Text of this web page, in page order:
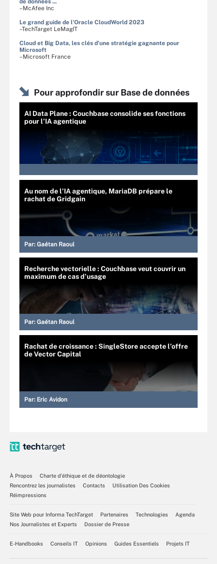
–McAfee Inc
Le grand guide de l'Oracle CloudWorld 2023
–TechTarget LeMagIT
Cloud et Big Data, les clés d'une stratégie gagnante pour
Microsoft
–Microsoft France
Pour approfondir sur Base de données
AI Data Plane : Couchbase consolide ses fonctions
pour l’IA agentique
Au nom de l’IA agentique, MariaDB prépare le
rachat de Gridgain
Par: Gaétan Raoul
Recherche vectorielle : Couchbase veut couvrir un
maximum de cas d’usage
Par: Gaétan Raoul
Rachat de croissance : SingleStore accepte l’offre
de Vector Capital
Par: Eric Avidon
À Propos
Charte d’éthique et de déontologie
Rencontrez les journalistes
Contacts
Utilisation Des Cookies
Réimpressions
Site Web pour Informa TechTarget Partenaires Technologies
Agenda
Nos Journalistes et Experts
Dossier de Presse
E-Handbooks Conseils IT Opinions Guides Essentiels Projets IT